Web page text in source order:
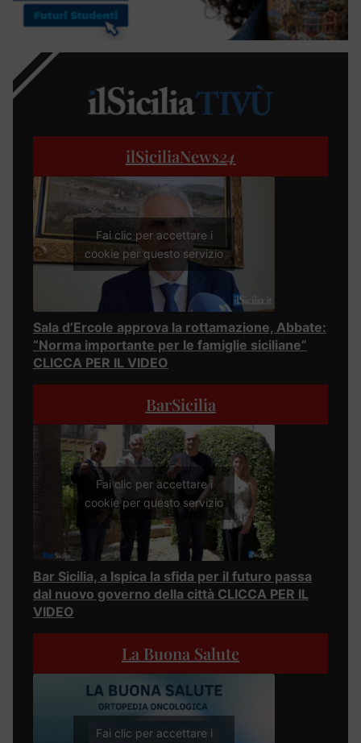
ilSiciliaNews24
Fai clic per accettare i
cookie per questo servizio
Sala d’Ercole approva la rottamazione, Abbate:
“Norma importante per le famiglie siciliane”
CLICCA PER IL VIDEO
BarSicilia
Fai clic per accettare i
cookie per questo servizio
Bar Sicilia, a Ispica la sfida per il futuro passa
dal nuovo governo della città CLICCA PER IL
VIDEO
La Buona Salute
Fai clic per accettare i